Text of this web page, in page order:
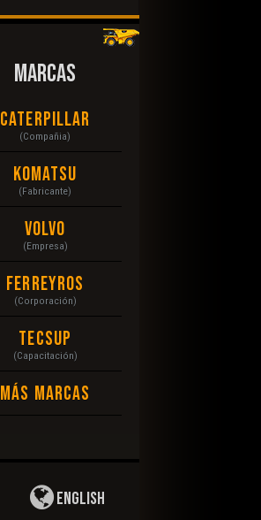
MARCAS
Caterpillar
(Compañia)
Komatsu
(Fabricante)
Volvo
(Empresa)
Ferreyros
(Corporación)
Tecsup
(Capacitación)
Más Marcas
English